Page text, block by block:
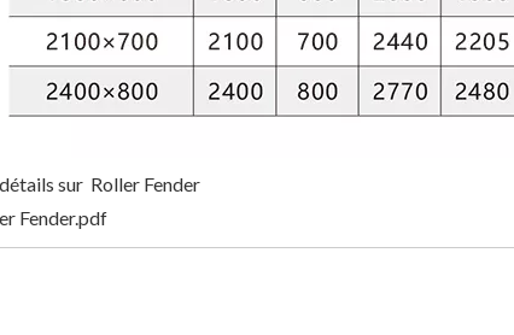
sur Roller Fender
Fender.pdf